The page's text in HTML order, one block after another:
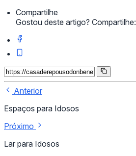
Compartilhe
Gostou deste artigo? Compartilhe:
Anterior
Espaços para Idosos
Próximo
Lar para Idosos